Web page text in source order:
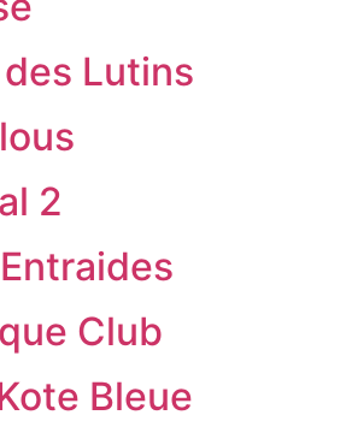
Lutins
2
Club
Bleue